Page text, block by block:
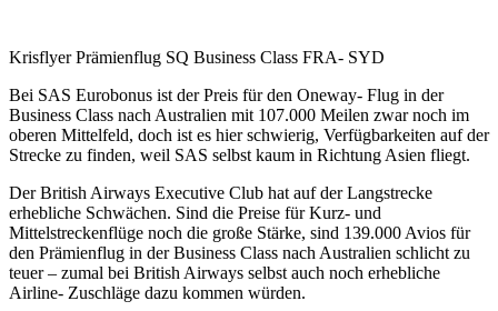
Krisflyer Prämienflug SQ Business Class FRA- SYD
Bei SAS Eurobonus ist der Preis für den Oneway- Flug in der
Business Class nach Australien mit 107.000 Meilen zwar noch im
oberen Mittelfeld, doch ist es hier schwierig, Verfügbarkeiten auf der
Strecke zu finden, weil SAS selbst kaum in Richtung Asien fliegt.
Der British Airways Executive Club hat auf der Langstrecke
erhebliche Schwächen. Sind die Preise für Kurz- und
Mittelstreckenflüge noch die große Stärke, sind 139.000 Avios für
den Prämienflug in der Business Class nach Australien schlicht zu
teuer – zumal bei British Airways selbst auch noch erhebliche
Airline- Zuschläge dazu kommen würden.